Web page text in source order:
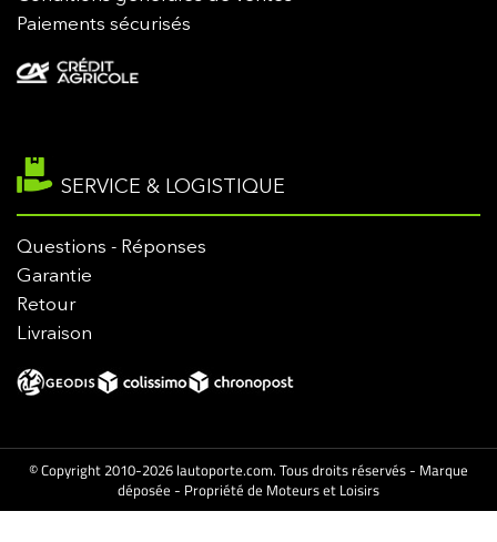
Paiements sécurisés
SERVICE & LOGISTIQUE
Questions - Réponses
Garantie
Retour
Livraison
© Copyright 2010-2026 lautoporte.com. Tous droits réservés - Marque
déposée - Propriété de Moteurs et Loisirs